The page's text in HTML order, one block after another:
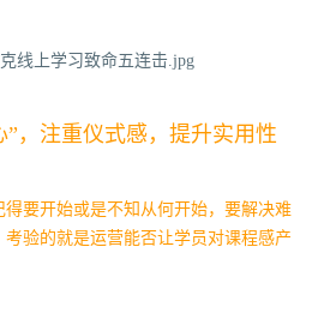
”，注重仪式感，提升实用性
要开始或是不知从何开始，要解决难
验的就是运营能否让学员对课程感产